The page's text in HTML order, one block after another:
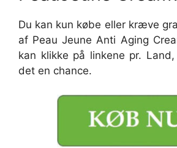
Du kan kun købe eller kræve
af Peau Jeune Anti Aging
kan klikke på linkene pr.
det en chance.